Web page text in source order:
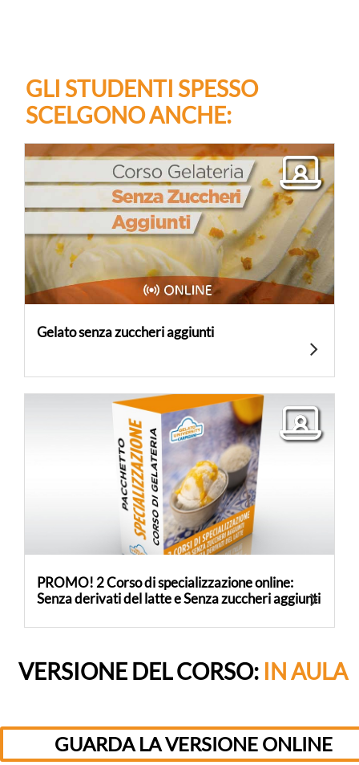
GLI STUDENTI SPESSO
SCELGONO ANCHE:
Gelato senza zuccheri aggiunti
PROMO! 2 Corso di specializzazione online:
Senza derivati ​​del latte e Senza zuccheri aggiunti
VERSIONE DEL CORSO: IN AULA
GUARDA LA VERSIONE ONLINE